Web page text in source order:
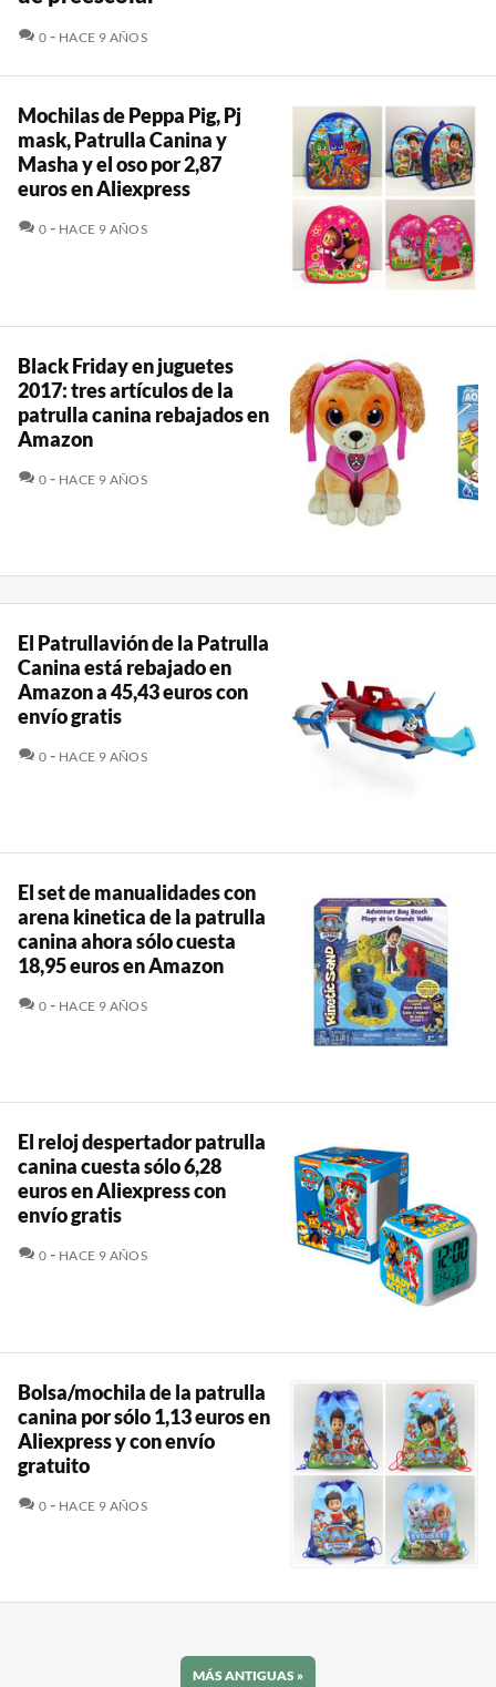
0 COMENTARIOS
HACE 9 AÑOS
Mochilas de Peppa Pig, Pj
mask, Patrulla Canina y
Masha y el oso por 2,87
euros en Aliexpress
0 COMENTARIOS
HACE 9 AÑOS
Black Friday en juguetes
2017: tres artículos de la
patrulla canina rebajados en
Amazon
0 COMENTARIOS
HACE 9 AÑOS
El Patrullavión de la Patrulla
Canina está rebajado en
Amazon a 45,43 euros con
envío gratis
0 COMENTARIOS
HACE 9 AÑOS
El set de manualidades con
arena kinetica de la patrulla
canina ahora sólo cuesta
18,95 euros en Amazon
0 COMENTARIOS
HACE 9 AÑOS
El reloj despertador patrulla
canina cuesta sólo 6,28
euros en Aliexpress con
envío gratis
0 COMENTARIOS
HACE 9 AÑOS
Bolsa/mochila de la patrulla
canina por sólo 1,13 euros en
Aliexpress y con envío
gratuito
0 COMENTARIOS
HACE 9 AÑOS
MÁS ANTIGUAS »